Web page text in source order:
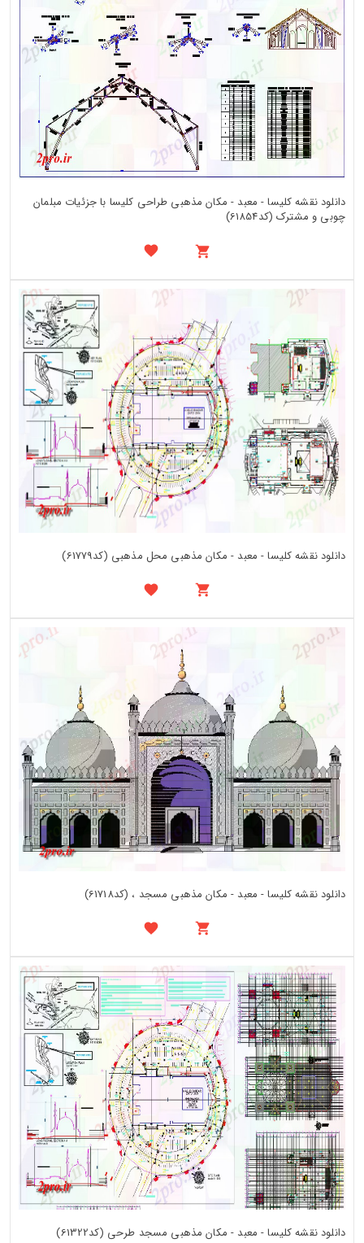
دانلود نقشه کلیسا - معبد - مکان مذهبی طراحی کلیسا با جزئیات مبلمان
چوبی و مشترک (کد61854)
دانلود نقشه کلیسا - معبد - مکان مذهبی محل مذهبی (کد61779)
دانلود نقشه کلیسا - معبد - مکان مذهبی مسجد ، (کد61718)
دانلود نقشه کلیسا - معبد - مکان مذهبی مسجد طرحی (کد61322)